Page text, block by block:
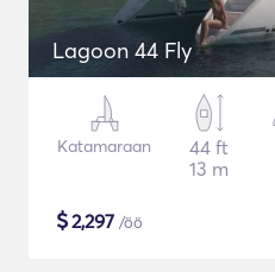
Lagoon 44 Fly
Katamaraan
44 ft
13 m
$2,297 /öö